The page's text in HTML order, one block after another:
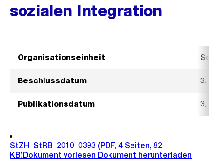
sozialen Integration
Organisationseinheit
Beschlussdatum 3.
Publikationsdatum 3.
StZH_StRB_2010_0393 (PDF, 4 Seiten, 82
KB)Dokument vorlesen Dokument herunterladen